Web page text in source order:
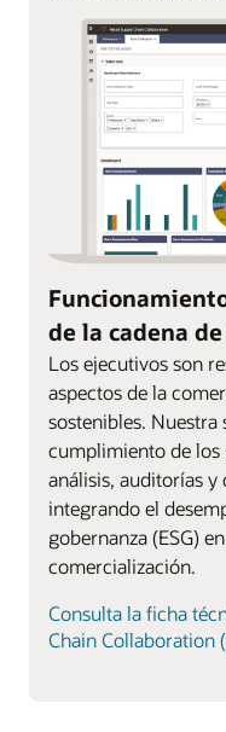
de la cadena
Los ejecutivos son
aspectos de la
sostenibles. Nuestra
cumplimiento de los
análisis, auditorías
integrando el
gobernanza (ESG)
comercialización.
Consulta la ficha
Chain Collaboration